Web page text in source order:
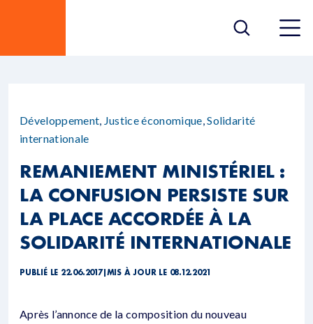
Développement, Justice économique,Solidarité
internationale
REMANIEMENT MINISTÉRIEL :
LA CONFUSION PERSISTE SUR
LA PLACE ACCORDÉE À LA
SOLIDARITÉ INTERNATIONALE
PUBLIÉ LE 22.06.2017| MIS À JOUR LE 08.12.2021
Après l’annonce de la composition du nouveau